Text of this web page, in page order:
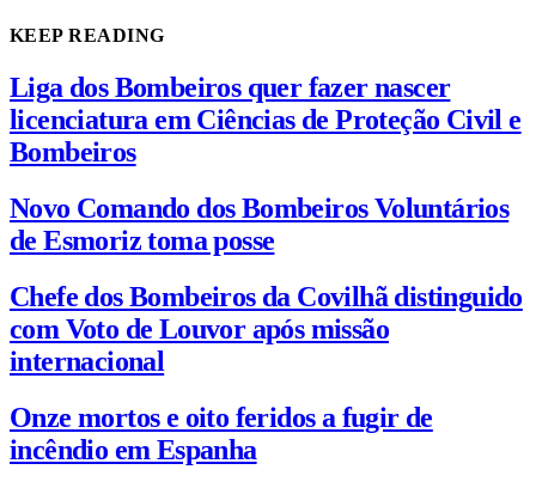
KEEP READING
Liga dos Bombeiros quer fazer nascer
licenciatura em Ciências de Proteção Civil e
Bombeiros
Novo Comando dos Bombeiros Voluntários
de Esmoriz toma posse
Chefe dos Bombeiros da Covilhã distinguido
com Voto de Louvor após missão
internacional
Onze mortos e oito feridos a fugir de
incêndio em Espanha